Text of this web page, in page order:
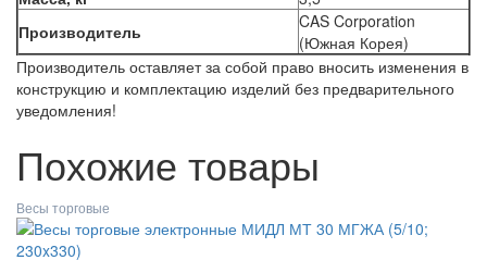
Производитель
CAS Corporation
(Южная Корея)
Производитель оставляет за собой право вносить изменения в
конструкцию и комплектацию изделий без предварительного
уведомления!
Похожие товары
Весы торговые